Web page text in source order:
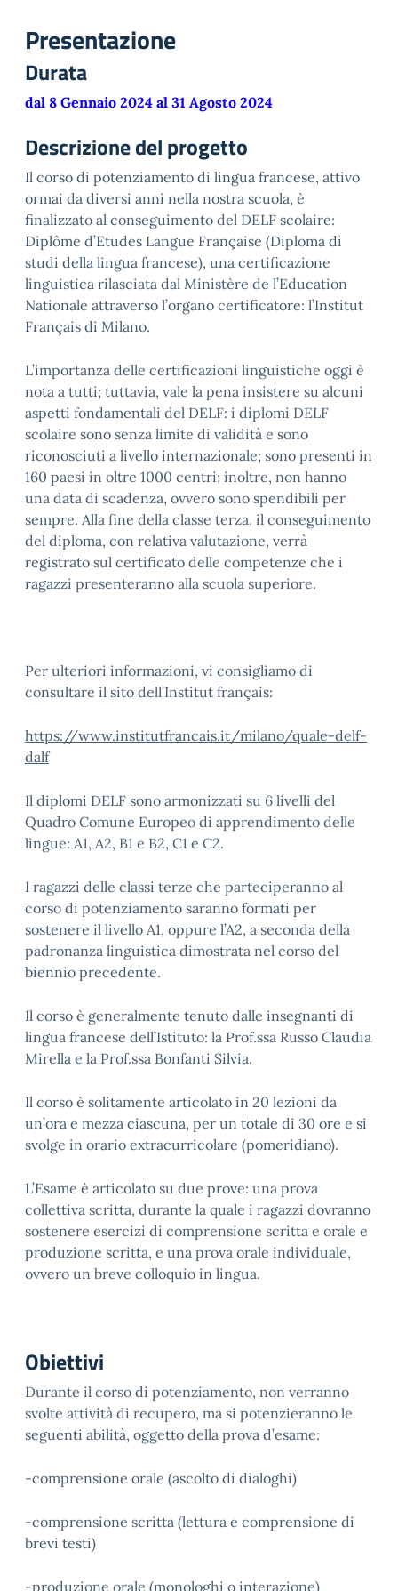
Presentazione
Durata
dal 8 Gennaio 2024 al 31 Agosto 2024
Descrizione del progetto
Il corso di potenziamento di lingua francese, attivo
ormai da diversi anni nella nostra scuola, è
finalizzato al conseguimento del DELF scolaire:
Diplôme d’Etudes Langue Française (Diploma di
studi della lingua francese), una certificazione
linguistica rilasciata dal Ministère de l’Education
Nationale attraverso l’organo certificatore: l’Institut
Français di Milano.
L’importanza delle certificazioni linguistiche oggi è
nota a tutti; tuttavia, vale la pena insistere su alcuni
aspetti fondamentali del DELF: i diplomi DELF
scolaire sono senza limite di validità e sono
riconosciuti a livello internazionale; sono presenti in
160 paesi in oltre 1000 centri; inoltre, non hanno
una data di scadenza, ovvero sono spendibili per
sempre. Alla fine della classe terza, il conseguimento
del diploma, con relativa valutazione, verrà
registrato sul certificato delle competenze che i
ragazzi presenteranno alla scuola superiore.
Per ulteriori informazioni, vi consigliamo di
consultare il sito dell’Institut français:
https://www.institutfrancais.it/milano/quale-delf-
dalf
Il diplomi DELF sono armonizzati su 6 livelli del
Quadro Comune Europeo di apprendimento delle
lingue: A1, A2, B1 e B2, C1 e C2.
I ragazzi delle classi terze che parteciperanno al
corso di potenziamento saranno formati per
sostenere il livello A1, oppure l’A2, a seconda della
padronanza linguistica dimostrata nel corso del
biennio precedente.
Il corso è generalmente tenuto dalle insegnanti di
lingua francese dell’Istituto: la Prof.ssa Russo Claudia
Mirella e la Prof.ssa Bonfanti Silvia.
Il corso è solitamente articolato in 20 lezioni da
un’ora e mezza ciascuna, per un totale di 30 ore e si
svolge in orario extracurricolare (pomeridiano).
L’Esame è articolato su due prove: una prova
collettiva scritta, durante la quale i ragazzi dovranno
sostenere esercizi di comprensione scritta e orale e
produzione scritta, e una prova orale individuale,
ovvero un breve colloquio in lingua.
Obiettivi
Durante il corso di potenziamento, non verranno
svolte attività di recupero, ma si potenzieranno le
seguenti abilità, oggetto della prova d’esame:
-comprensione orale (ascolto di dialoghi)
-comprensione scritta (lettura e comprensione di
brevi testi)
-produzione orale (monologhi o interazione)